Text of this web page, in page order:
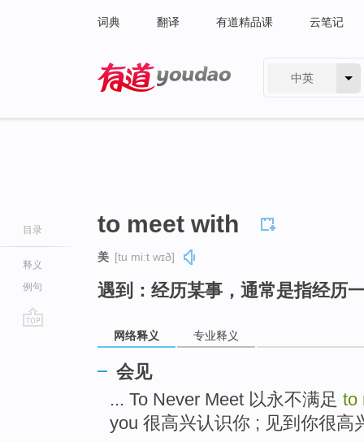
词典 翻译 有道精品课 云笔记
中英
目录
释义
例句
to meet with
美 [tu miːt wɪð]
遇到：经历某事，通常是指经历
网络释义 专业释义
会见
... To Never Meet 以永不满足 to
you 很高兴认识你 ; 见到你很高